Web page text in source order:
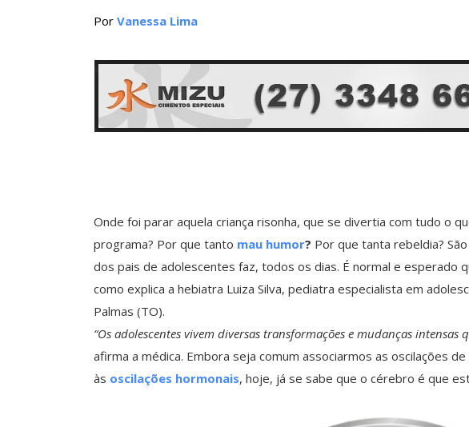
Por Vanessa Lima
Onde foi parar aquela criança risonha, que se divertia com tudo o
programa? Por que tanto mau humor? Por que tanta rebeldia?
dos pais de adolescentes faz, todos os dias. É normal e esperado
como explica a hebiatra Luiza Silva, pediatra especialista em
Palmas (TO).
“Os adolescentes vivem diversas transformações e mudanças intensas
afirma a médica. Embora seja comum associarmos as oscilações
às oscilações hormonais, hoje, já se sabe que o cérebro é que